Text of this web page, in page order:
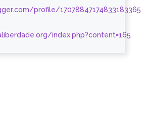
profile/17078847174833183365
index.php?content=165